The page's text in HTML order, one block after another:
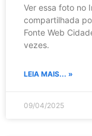
Ver essa foto no
compartilhada
Fonte Web
vezes.
LEIA MAIS... »
09/04/2025